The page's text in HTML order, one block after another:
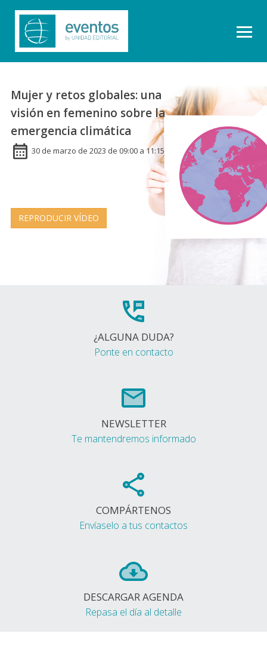
Mujer y retos globales: una
visión en femenino sobre la
emergencia climática
30 de marzo de 2023 de 09:00 a 11:15
REPRODUCIR VÍDEO
¿ALGUNA DUDA?
Ponte en contacto
NEWSLETTER
Te mantendremos informado
COMPÁRTENOS
Envíaselo a tus contactos
DESCARGAR AGENDA
Repasa el día al detalle